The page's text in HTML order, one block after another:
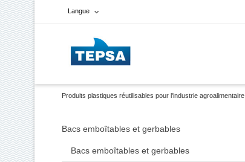
Langue
Français
Espagnol
Produits plastiques réutilisables pour l'industrie agroalimentaire
Bacs emboîtables et gerbables
Bacs emboîtables et gerbables